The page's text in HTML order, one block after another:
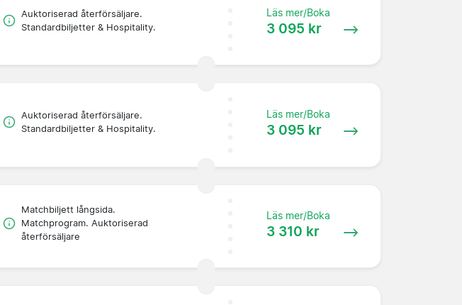
Auktoriserad återförsäljare.
Standardbiljetter & Hospitality.
Läs mer/Boka
3 095 kr
Auktoriserad återförsäljare.
Standardbiljetter & Hospitality.
Läs mer/Boka
3 095 kr
Matchbiljett långsida.
Matchprogram. Auktoriserad
återförsäljare
Läs mer/Boka
3 310 kr